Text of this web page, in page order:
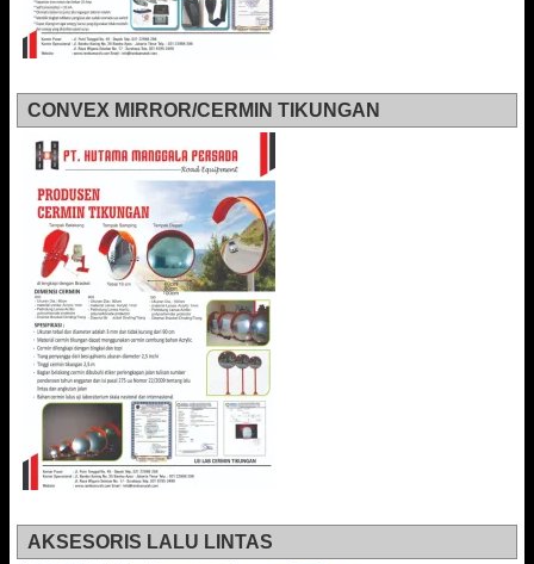
CONVEX MIRROR/CERMIN TIKUNGAN
AKSESORIS LALU LINTAS